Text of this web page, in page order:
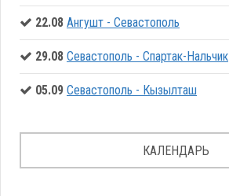
22.08 Ангушт - Севастополь
29.08 Севастополь - Спартак-Нальчик
05.09 Севастополь - Кызылташ
КАЛЕНДАРЬ